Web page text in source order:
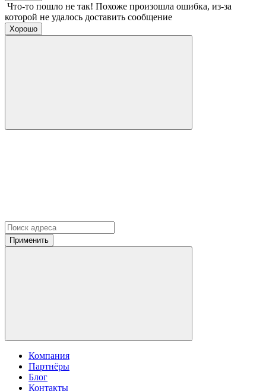
Что-то пошло не так! Похоже произошла ошибка, из-за
которой не удалось доставить сообщение
Хорошо
Применить
Компания
Партнёры
Блог
Контакты